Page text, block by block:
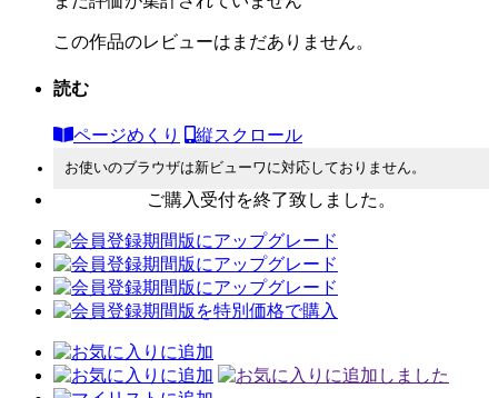
この作品のレビューはまだありません。
読む
ページめくり 縦スクロール
お使いのブラウザは新ビューワに対応しておりません。
ご購入受付を終了致しました。